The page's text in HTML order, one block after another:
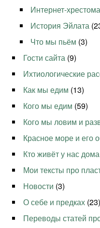
Интернет-
История Эйлата
Что мы пьём (3)
Гости сайта (9)
Ихтиологические
Как мы едим (13)
Кого мы едим (59)
Кого мы ловим и
Красное море и его
Кто живёт у нас дома
Мои тексты про
Новости (3)
О себе и предках (23)
Переводы статей